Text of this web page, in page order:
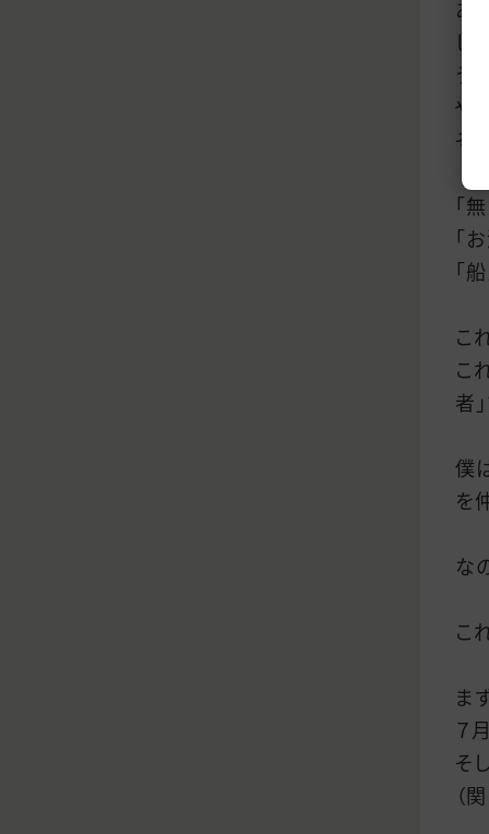
あ
う
や
そ
「
「
「
こ
こ
者
僕
を
な
こ
ま
７
そ
（